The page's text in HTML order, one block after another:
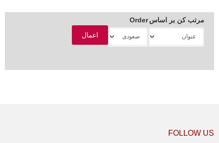
مرتب کن بر اساسOrder
FOLLOW US